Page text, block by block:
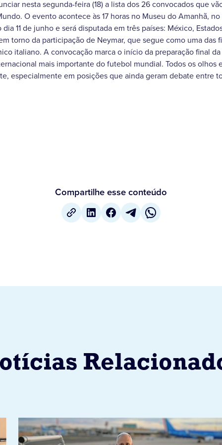
nesta segunda-feira (18) a lista dos 26 convocados que
O evento acontece às 17 horas no Museu do Amanhã,
11 de junho e será disputada em três países: México,
torno da participação de Neymar, que segue como uma das
italiano. A convocação marca o início da preparação final
mais importante do futebol mundial. Todos os olhos
especialmente em posições que ainda geram debate entre
Compartilhe esse conteúdo